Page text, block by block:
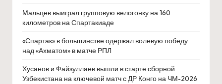
Мальцев выиграл групповую велогонку на 160
километров на Спартакиаде
«Спартак» в большинстве одержал волевую победу
над «Ахматом» в матче РПЛ
Хусанов и Файзуллаев вышли в старте сборной
Узбекистана на ключевой матч с ДР Конго на ЧМ-2026